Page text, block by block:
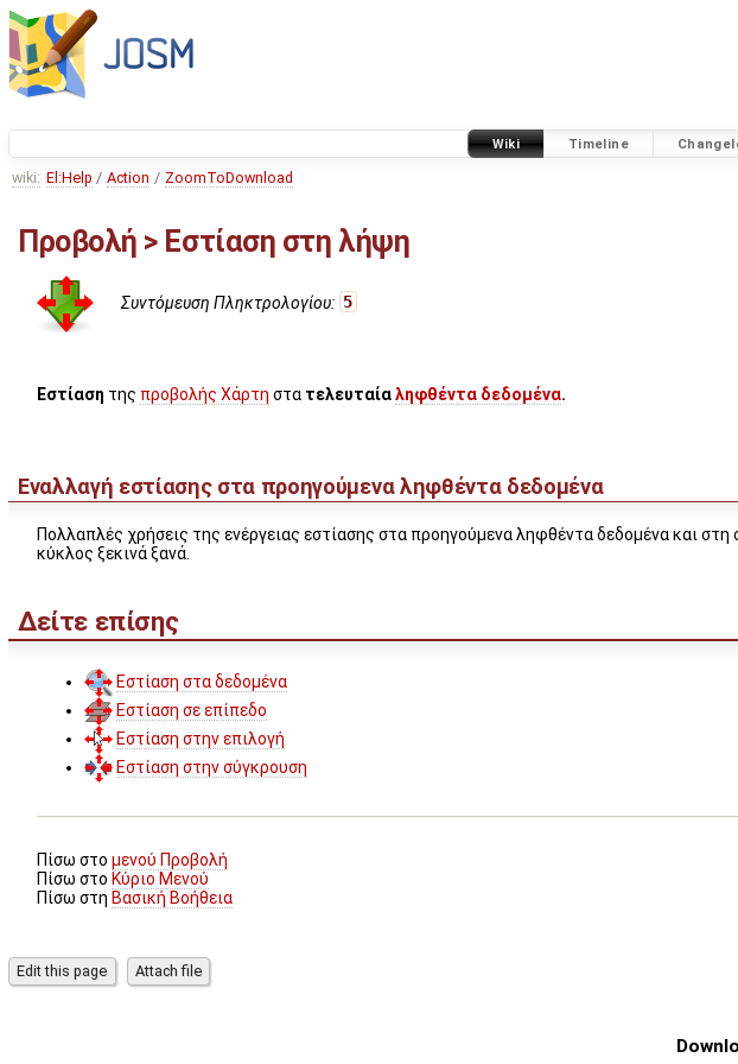
Wiki Timeline
wiki: El:Help / Action / ZoomToDownload
Προβολή > Εστίαση στη λήψη
Συντόμευση Πληκτρολογίου: 5
Εστίαση της προβολής Χάρτη στα τελευταίαληφθέντα δεδομένα.
Εναλλαγή εστίασης στα προηγούμενα ληφθέντα δεδομένα
Πολλαπλές χρήσεις της ενέργειας εστίασης στα προηγούμενα ληφθέντα δεδομένα και
κύκλος ξεκινά ξανά.
Δείτε επίσης
Εστίαση στα δεδομένα
Εστίαση σε επίπεδο
Εστίαση στην επιλογή
Εστίαση στην σύγκρουση
Πίσω στο μενού Προβολή
Πίσω στο Κύριο Μενού
Πίσω στη Βασική Βοήθεια